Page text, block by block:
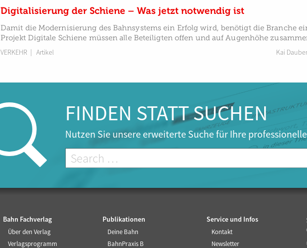
Digitalisierung der Schiene – Was jetzt notwendig ist
Damit die Modernisierung des Bahnsystems ein Erfolg wird, benötigt die Branche
Projekt Digitale Schiene müssen alle Beteiligten offen und auf Augenhöhe
VERKEHR | Artikel Kai
FINDEN STATT SUCHEN
Nutzen Sie unsere erweiterte Suche für Ihre
Bahn Fachverlag
Über den Verlag
Verlagsprogramm
Publikationen
Deine Bahn
BahnPraxis B
Service und Infos
Kontakt
Newsletter